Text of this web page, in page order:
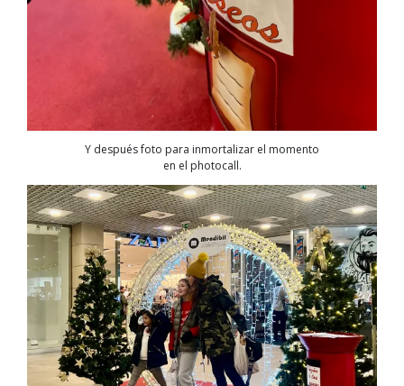
Y después foto para inmortalizar el momento
en el photocall.